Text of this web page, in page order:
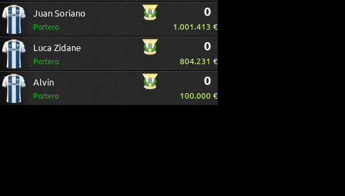
Juan Soriano
Portero
0
1.001.413 €
Luca Zidane
Portero
0
804.231 €
Alvin
Portero
0
100.000 €